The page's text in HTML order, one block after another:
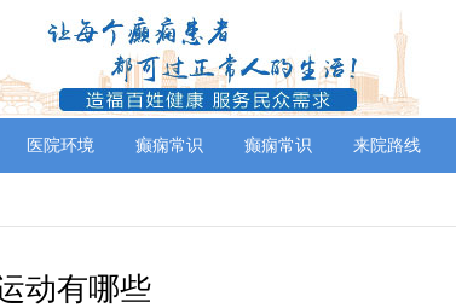
医院环境 癫痫常识 癫痫常识 来院路线
动有哪些